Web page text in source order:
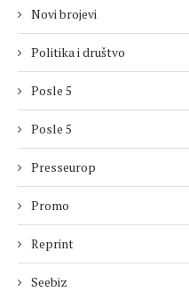
Novi brojevi
Politika i društvo
Posle 5
Posle 5
Presseurop
Promo
Reprint
Seebiz